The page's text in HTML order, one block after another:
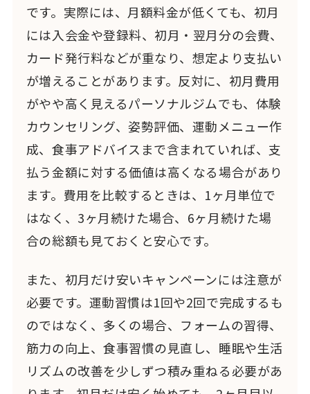
です。実際には、月額料金が低くても、初月
には入会金や登録料、初月・翌月分の会費、
カード発行料などが重なり、想定より支払い
が増えることがあります。反対に、初月費用
がやや高く見えるパーソナルジムでも、体験
カウンセリング、姿勢評価、運動メニュー作
成、食事アドバイスまで含まれていれば、支
払う金額に対する価値は高くなる場合があり
ます。費用を比較するときは、1ヶ月単位で
はなく、3ヶ月続けた場合、6ヶ月続けた場
合の総額も見ておくと安心です。
また、初月だけ安いキャンペーンには注意が
必要です。運動習慣は1回や2回で完成するも
のではなく、多くの場合、フォームの習得、
筋力の向上、食事習慣の見直し、睡眠や生活
リズムの改善を少しずつ積み重ねる必要があ